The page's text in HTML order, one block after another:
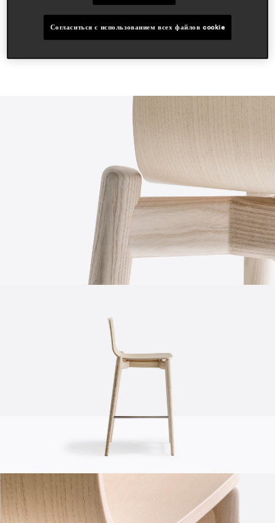
Согласиться с использованием всех файлов cookie